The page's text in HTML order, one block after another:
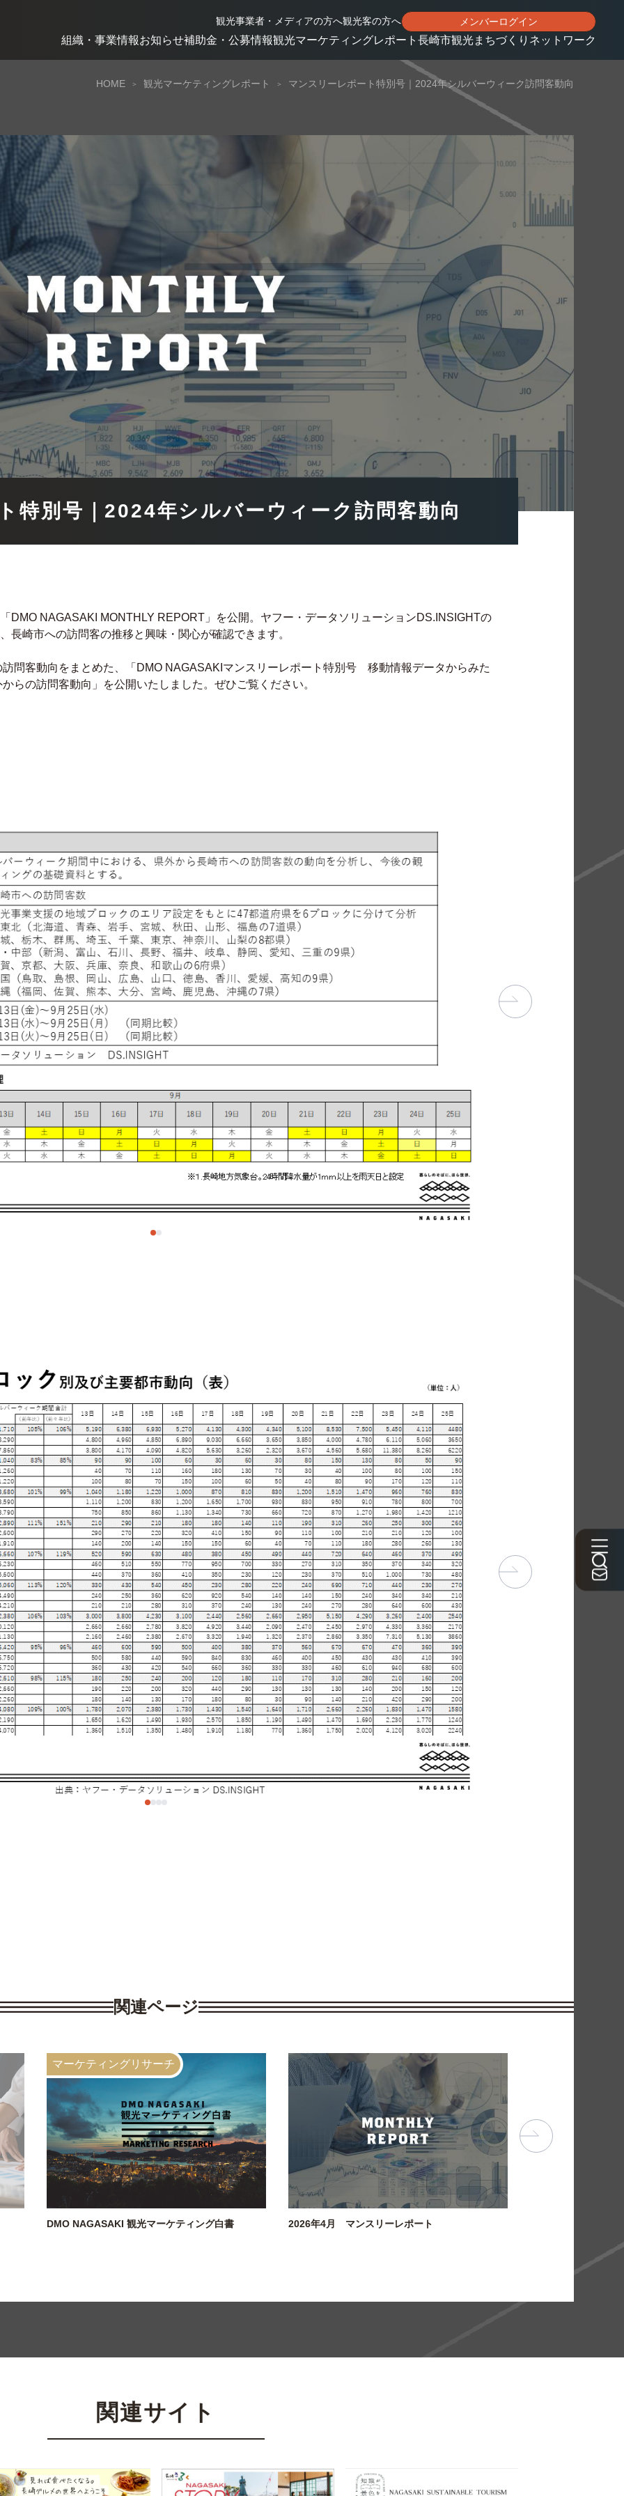
観光事業者・メディアの方へ観光客の方へ メンバーログイン
組織・事業情報お知らせ補助金・公募情報観光マーケティングレポート 長崎市観光まちづくりネットワーク
HOME 観光マーケティングレポート マンスリーレポート特別号｜2024年シルバーウィーク訪問客動向
特別号｜2024年シルバーウィーク訪問客動向
DMO NAGASAKI MONTHLY REPORT」を公開。ヤフー・データソリューションDS.INSIGHTの
長崎市への訪問客の推移と興味・関心が確認できます。
問客動向をまとめた、「DMO NAGASAKIマンスリーレポート特別号 移動情報データからみた
らの訪問客動向」を公開いたしました。ぜひご覧ください。
関連ページ
マーケティングリサーチ
DMO NAGASAKI 観光マーケティング白書 2026年4月 マンスリーレポート
関連サイト